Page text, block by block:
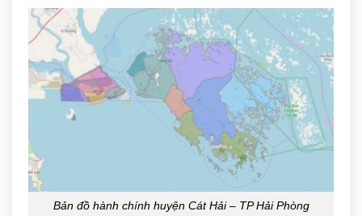
Bản đồ hành chính huyện Cát Hải – TP Hải Phòng